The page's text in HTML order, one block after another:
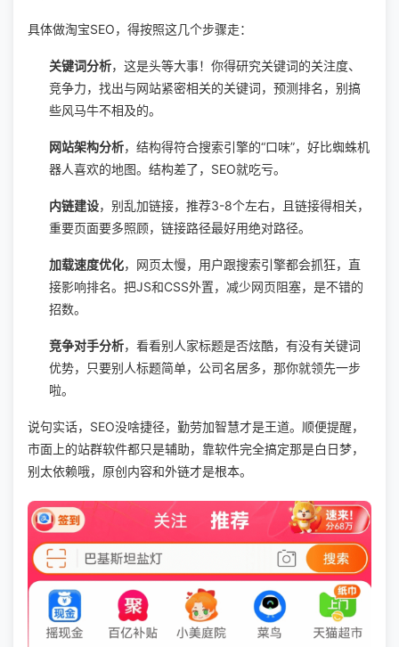
具体做淘宝SEO，得按照这几个步骤走：
关键词分析，这是头等大事！你得研究关键词的关注度、
竞争力，找出与网站紧密相关的关键词，预测排名，别搞
些风马牛不相及的。
网站架构分析，结构得符合搜索引擎的“口味”，好比蜘蛛机
器人喜欢的地图。结构差了，SEO就吃亏。
内链建设，别乱加链接，推荐3-8个左右，且链接得相关，
重要页面要多照顾，链接路径最好用绝对路径。
加载速度优化，网页太慢，用户跟搜索引擎都会抓狂，直
接影响排名。把JS和CSS外置，减少网页阻塞，是不错的
招数。
竞争对手分析，看看别人家标题是否炫酷，有没有关键词
优势，只要别人标题简单，公司名居多，那你就领先一步
啦。
说句实话，SEO没啥捷径，勤劳加智慧才是王道。顺便提醒，
市面上的站群软件都只是辅助，靠软件完全搞定那是白日梦，
别太依赖哦，原创内容和外链才是根本。